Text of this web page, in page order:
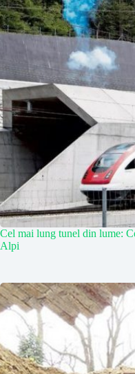
Cel mai lung tunel din lume:
Alpi